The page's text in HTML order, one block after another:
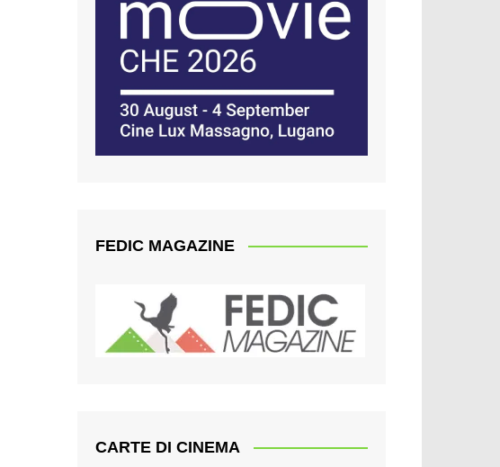
FEDIC MAGAZINE
CARTE DI CINEMA